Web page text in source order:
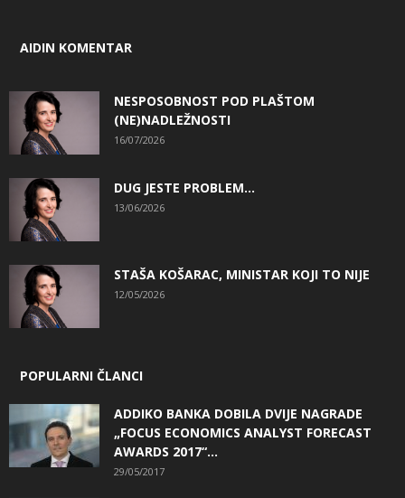
AIDIN KOMENTAR
NESPOSOBNOST POD PLAŠTOM
(NE)NADLEŽNOSTI
16/07/2026
DUG JESTE PROBLEM…
13/06/2026
STAŠA KOŠARAC, MINISTAR KOJI TO NIJE
12/05/2026
POPULARNI ČLANCI
ADDIKO BANKA DOBILA DVIJE NAGRADE
„FOCUS ECONOMICS ANALYST FORECAST
AWARDS 2017“...
29/05/2017